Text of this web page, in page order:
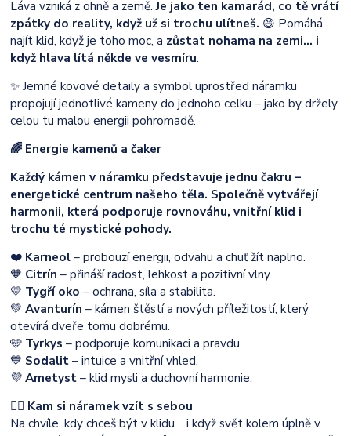
Láva vzniká z ohně a země.Je jako ten kamarád, co tě vrátí
zpátky do reality, když už si trochu ulítneš. 😄 Pomáhá
najít klid, když je toho moc, a zůstat nohama na zemi… i
když hlava lítá někde ve vesmíru.
✨ Jemné kovové detaily a symbol uprostřed náramku
propojují jednotlivé kameny do jednoho celku – jako by držely
celou tu malou energii pohromadě.
🌈 Energie kamenů a čaker
Každý kámen v náramku představuje jednu čakru –
energetické centrum našeho těla. Společně vytvářejí
harmonii, která podporuje rovnováhu, vnitřní klid i
trochu té mystické pohody.
❤️ Karneol– probouzí energii, odvahu a chuť žít naplno.
🧡 Citrín– přináší radost, lehkost a pozitivní vlny.
💛 Tygří oko – ochrana, síla a stabilita.
💚Avanturín– kámen štěstí a nových příležitostí, který
otevírá dveře tomu dobrému.
🩵 Tyrkys– podporuje komunikaci a pravdu.
💙 Sodalit– intuice a vnitřní vhled.
💜Ametyst– klid mysli a duchovní harmonie.
🧘‍♀️ Kam si náramek vzít s sebou
Na chvíle, kdy chceš být v klidu… i když svět kolem úplně v